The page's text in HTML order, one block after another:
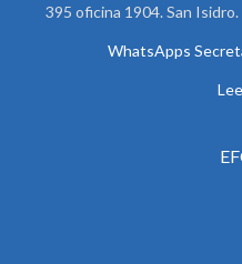
395 oficina 1904. San
WhatsApps